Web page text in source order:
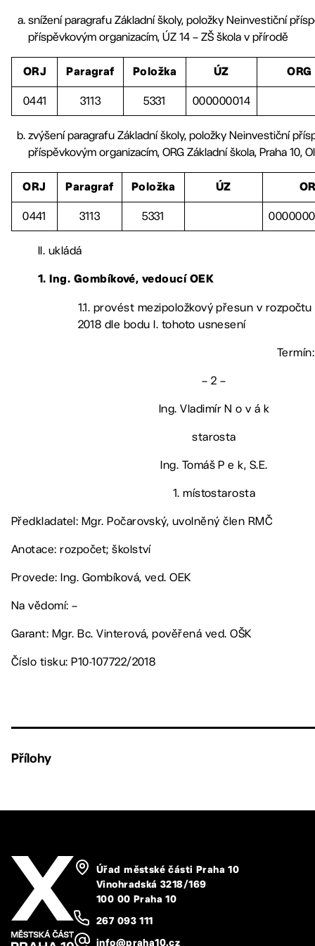
snížení paragrafu Základní školy, položky Neinvestiční
příspěvkovým organizacím, ÚZ 14 – ZŠ škola v přírodě
ORJ Paragraf Položka ÚZ ORG
0441 3113 5331 000000014
zvýšení paragrafu Základní školy, položky Neinvestiční
příspěvkovým organizacím, ORG Základní škola, Praha 10,
ORJ Paragraf Položka ÚZ
0441 3113 5331
II. ukládá
1. Ing. Gombíkové, vedoucí OEK
1.1. provést mezipoložkový přesun v rozpočtu
2018 dle bodu I. tohoto usnesení
– 2 –
Ing. Vladimír N o v á k
starosta
Ing. Tomáš P e k, S.E.
1. místostarosta
Předkladatel: Mgr. Počarovský, uvolněný člen RMČ
Anotace: rozpočet; školství
Provede: Ing. Gombíková, ved. OEK
Na vědomí: –
Garant: Mgr. Bc. Vinterová, pověřená ved. OŠK
Číslo tisku: P10-107722/2018
Přílohy
Úřad městské části Praha 10
Vinohradská 3218/169
100 00 Praha 10
267 093 111
info@praha10.cz